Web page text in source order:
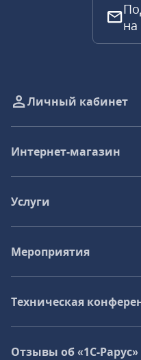
на
Личный кабинет
Интернет-магазин
Услуги
Мероприятия
Техническая
Отзывы об «1С-Рарус»